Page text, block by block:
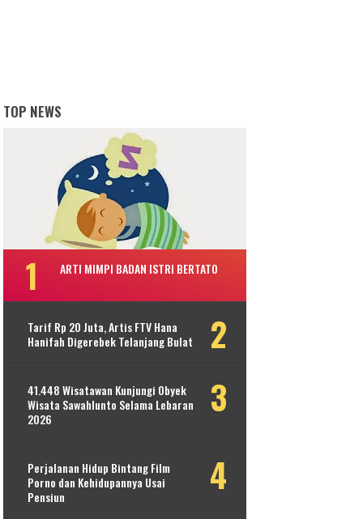
TOP NEWS
ARTI MIMPI BADAN ISTRI BERTATO
Tarif Rp 20 Juta, Artis FTV Hana
Hanifah Digerebek Telanjang Bulat
41.448 Wisatawan Kunjungi Obyek
Wisata Sawahlunto Selama Lebaran
2026
Perjalanan Hidup Bintang Film
Porno dan Kehidupannya Usai
Pensiun